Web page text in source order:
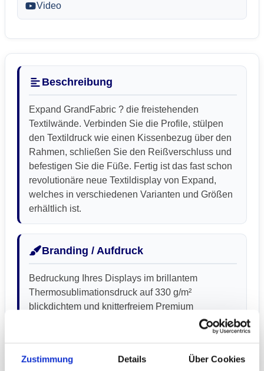
Zustimmung Details Über Cookies
Video
Beschreibung
Expand GrandFabric ? die freistehenden
Textilwände. Verbinden Sie die Profile, stülpen
den Textildruck wie einen Kissenbezug über den
Rahmen, schließen Sie den Reißverschluss und
befestigen Sie die Füße. Fertig ist das fast schon
revolutionäre neue Textildisplay von Expand,
welches in verschiedenen Varianten und Größen
erhältlich ist.
Branding / Aufdruck
Bedruckung Ihres Displays im brillantem
Thermosublimationsdruck auf 330 g/m²
blickdichtem und knitterfreiem Premium
Dekostoff. Waschbar bis 30°C, UV beständig,